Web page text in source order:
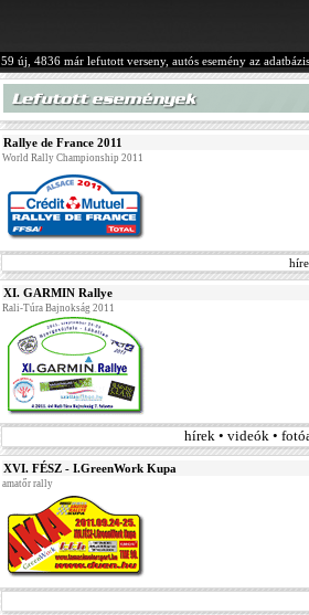
59 új, 4836 már lefutott verseny, autós esemény az
Rallye de France 2011
World Rally Championship 2011
XI. GARMIN Rallye
Rali-Túra Bajnokság 2011
hírek • videók •
XVI. FÉSZ - I.GreenWork Kupa
amatőr rally